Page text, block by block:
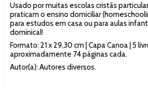
Usado por muitas escolas cristãs
praticam o ensino domiciliar
para estudos em casa ou para aulas
dominical!
Formato: 21 x 29,30 cm | Capa Canoa | 5
aproximadamente 74 páginas cada.
Autor(a): Autores diversos.